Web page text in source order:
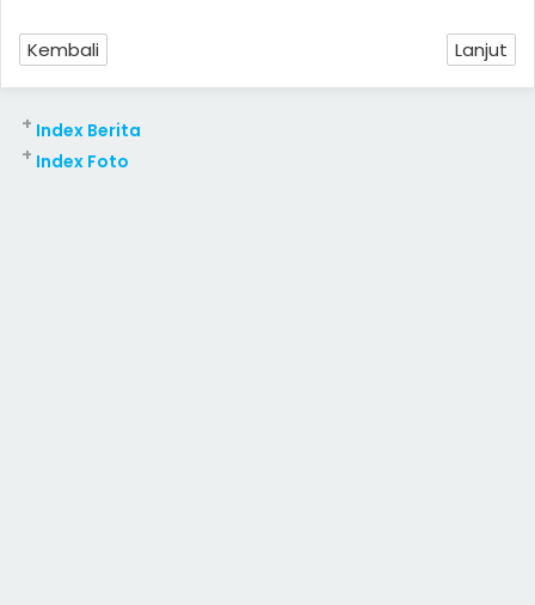
Kembali Lanjut
Index Berita
+
Index Foto
+